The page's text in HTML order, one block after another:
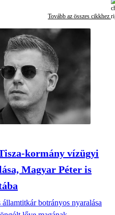
Tovább az összes cikkhez
kormány vízügyi
Magyar Péter is
botrányos nyaralása